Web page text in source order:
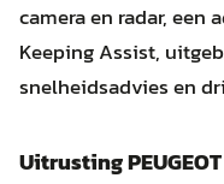
camera en radar, een
Keeping Assist,
snelheidsadvies en
Uitrusting